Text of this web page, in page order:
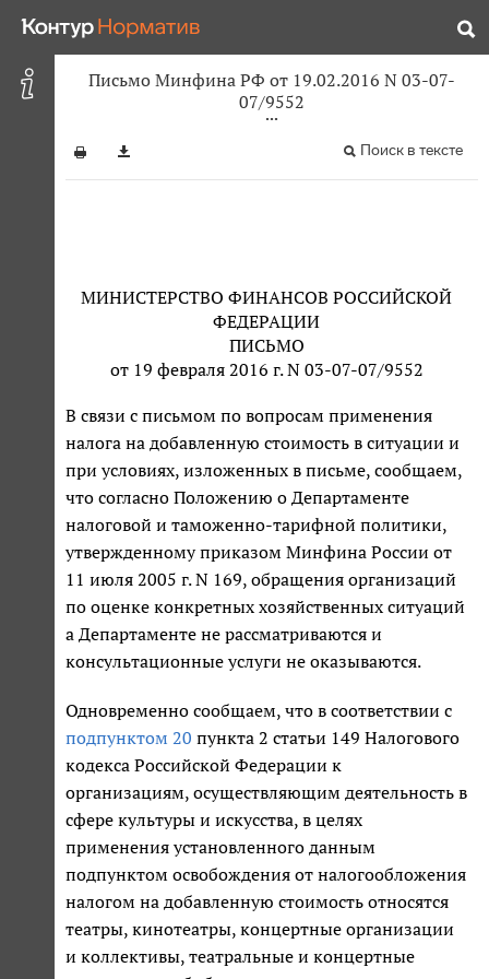
Письмо Минфина РФ от 19.02.2016 N 03-07-
07/9552
Поиск в тексте
МИНИСТЕРСТВО ФИНАНСОВ РОССИЙСКОЙ
ФЕДЕРАЦИИ
ПИСЬМО
от 19 февраля 2016 г. N 03-07-07/9552
В связи с письмом по вопросам применения
налога на добавленную стоимость в ситуации и
при условиях, изложенных в письме, сообщаем,
что согласно Положению о Департаменте
налоговой и таможенно-тарифной политики,
утвержденному приказом Минфина России от
11 июля 2005 г. N 169, обращения организаций
по оценке конкретных хозяйственных ситуаций
а Департаменте не рассматриваются и
консультационные услуги не оказываются.
Одновременно сообщаем, что в соответствии с
подпунктом 20 пункта 2 статьи 149 Налогового
кодекса Российской Федерации к
организациям, осуществляющим деятельность в
сфере культуры и искусства, в целях
применения установленного данным
подпунктом освобождения от налогообложения
налогом на добавленную стоимость относятся
театры, кинотеатры, концертные организации
и коллективы, театральные и концертные